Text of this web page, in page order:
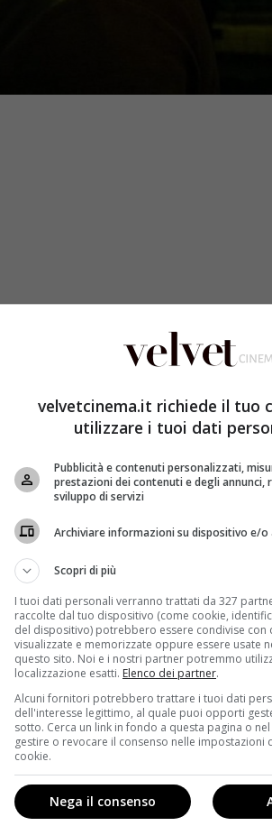
3: nella giornata di domani, venerdì
su Sky Atlantic HD e Sky
11 e 12 di Gomorra 3, andrà
Le Quinte. Le ultime due puntate
decisione di Sky è arrivata. Ecco tutte
Gomorra…
calendario: domani, venerdì 22
Uno HD
prima degli episodi 11 e 12 di
Gomorra Dietro Le Quinte
ultime due puntate saranno caricate
settimane? La decisione di Sky
episodi 11 e 12 di Gomorra 3
solo in contemporanea alla messa
due puntate stanno facendo il
serie tv,Gennyè costretto a elaborare
Confederati
la pace con i Confederati, ottenendo
nell’ombra, vuole mandare tutto
velvetcinema.it richiede il tuo
utilizzare i tuoi dati
Pubblicità e contenuti personalizzati,
prestazioni dei contenuti e degli annunci,
sviluppo di servizi
Archiviare informazioni su dispositivo e/o
Scopri di più
I tuoi dati personali verranno trattati da 327
raccolte dal tuo dispositivo (come cookie,
del dispositivo) potrebbero essere condivise con
visualizzate e memorizzate oppure essere usate
questo sito. Noi e i nostri partner potremmo
localizzazione esatti. Elenco dei partner.
Alcuni fornitori potrebbero trattare i tuoi dati
dell'interesse legittimo, al quale puoi opporti
sotto. Cerca un link in fondo a questa pagina o
gestire o revocare il consenso nelle impostazioni
cookie.
Nega il consenso